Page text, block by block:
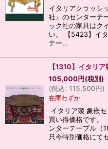
イタリアクラッシ
社』のセンターテ
ック社の家具はク
い。 【5423】イ
テー…
【1310】イタリ
105,000円(税別)
(税込: 115,500円)
在庫わずか
イタリア製 象嵌
買い得価格です。
ンターテーブル（
只今特別価格にて